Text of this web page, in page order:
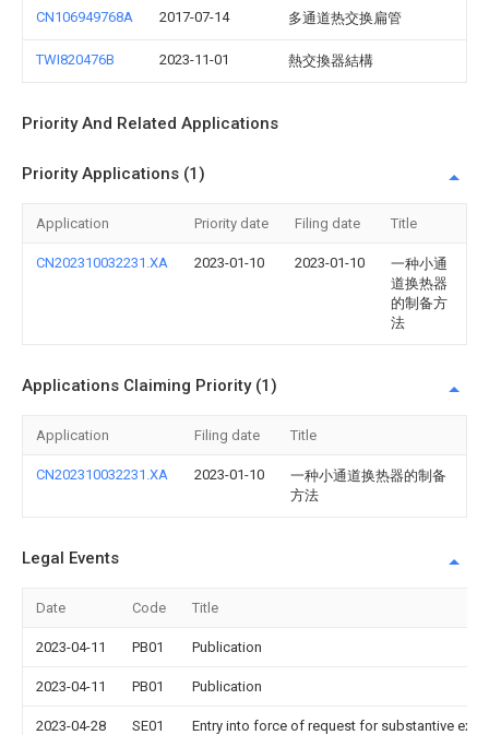
CN106949768A 2017-07-14 多通道热交换扁管
TWI820476B 2023-11-01 熱交換器結構
Priority And Related Applications
Priority Applications (1)
Application Priority date Filing date Title
CN202310032231.XA 2023-01-10 2023-01-10
一种小通
道换热器
的制备方
法
Applications Claiming Priority (1)
Application Filing date Title
CN202310032231.XA 2023-01-10
一种小通道换热器的制备
方法
Legal Events
Date Code Title
2023-04-11 PB01 Publication
2023-04-11 PB01 Publication
2023-04-28 SE01 Entry into force of request for substantive